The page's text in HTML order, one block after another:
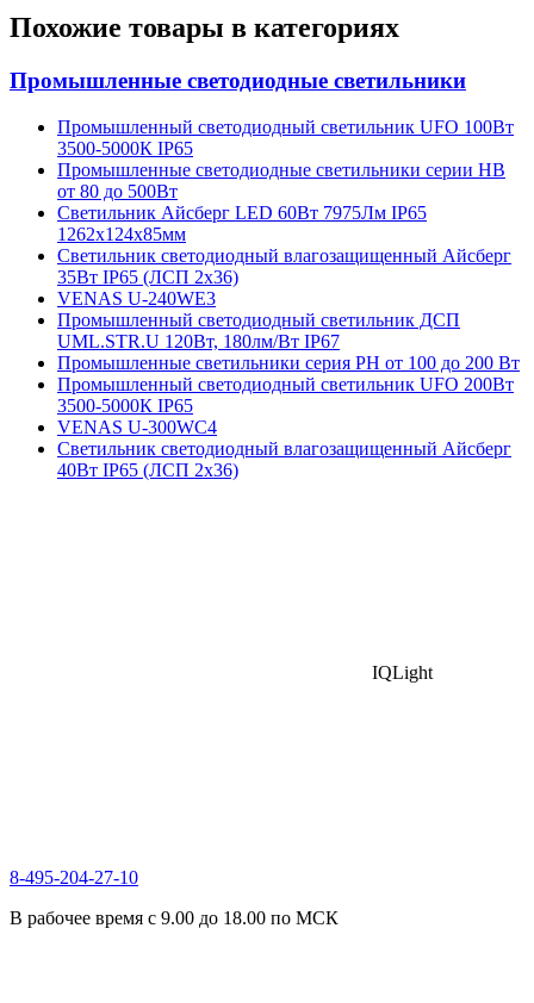
Похожие товары в категориях
Промышленные светодиодные светильники
Промышленный светодиодный светильник UFO 100Вт
3500-5000К IP65
Промышленные светодиодные светильники серии HB
от 80 до 500Вт
Светильник Айсберг LED 60Вт 7975Лм IP65
1262х124х85мм
Светильник светодиодный влагозащищенный Айсберг
35Вт IP65 (ЛСП 2х36)
VENAS U-240WE3
Промышленный светодиодный светильник ДСП
UML.STR.U 120Вт, 180лм/Вт IP67
Промышленные светильники серия PH от 100 до 200 Вт
Промышленный светодиодный светильник UFO 200Вт
3500-5000К IP65
VENAS U-300WC4
Светильник светодиодный влагозащищенный Айсберг
40Вт IP65 (ЛСП 2х36)
IQLight
8-495-204-27-10
В рабочее время с 9.00 до 18.00 по МСК